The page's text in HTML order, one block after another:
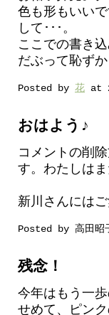
色も形もいい
して･･･。
ここでの書き
だぶって恥ず
Posted by 花 at
おはよう♪
コメントの削
す。わたしは
新川さんには
Posted by 高田
残念！
今年はもう一
せめて、ピン